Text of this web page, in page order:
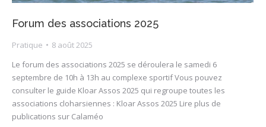
Forum des associations 2025
Pratique
8 août 2025
Le forum des associations 2025 se déroulera le samedi 6
septembre de 10h à 13h au complexe sportif Vous pouvez
consulter le guide Kloar Assos 2025 qui regroupe toutes les
associations cloharsiennes : Kloar Assos 2025 Lire plus de
publications sur Calaméo